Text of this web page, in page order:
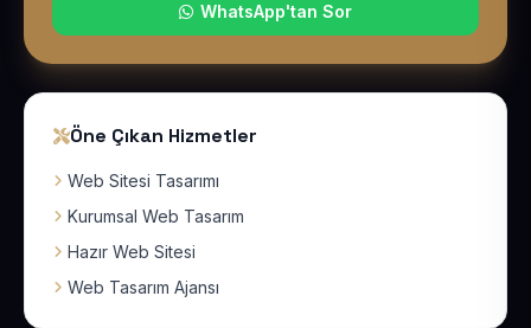
WhatsApp'tan Sor
Öne Çıkan Hizmetler
Web Sitesi Tasarımı
Kurumsal Web Tasarım
Hazır Web Sitesi
Web Tasarım Ajansı